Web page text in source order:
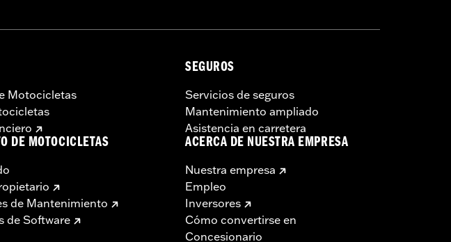
Motocicletas
DE MOTOCICLETAS
de Mantenimiento
de Software
SEGUROS
Servicios de seguros
Mantenimiento ampliado
Asistencia en carretera
ACERCA DE NUESTRA EMPRESA
Nuestra empresa
Empleo
Inversores
Cómo convertirse en
Concesionario